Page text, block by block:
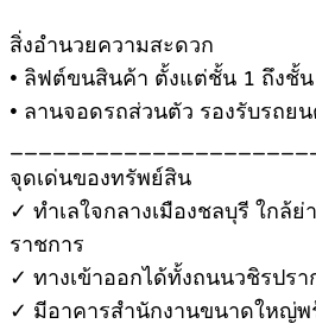
สิ่งอำนวยความสะดวก
• ลิฟต์ขนสินค้า ตั้งแต่ชั้น 1 ถึงชั้
• ลานจอดรถส่วนตัว รองรับรถ
จุดเด่นของทรัพย์สิน
✓ ทำเลใจกลางเมืองชลบุรี ใกล้
ราชการ
✓ ทางเข้าออกได้ทั้งถนนวชิรปร
✓ มีอาคารสำนักงานขนาดใหญ่พ